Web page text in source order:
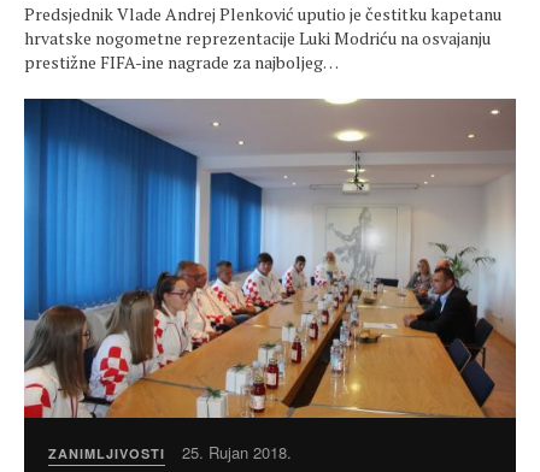
Predsjednik Vlade Andrej Plenković uputio je čestitku kapetanu
hrvatske nogometne reprezentacije Luki Modriću na osvajanju
prestižne FIFA-ine nagrade za najboljeg…
ZANIMLJIVOSTI 25. Rujan 2018.